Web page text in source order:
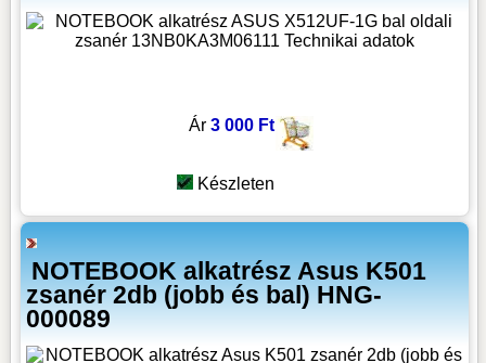
Ár 3 000 Ft
Készleten
NOTEBOOK alkatrész Asus K501
zsanér 2db (jobb és bal) HNG-
000089